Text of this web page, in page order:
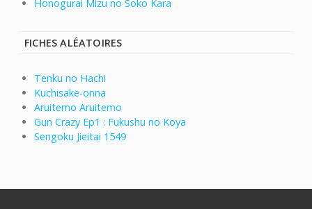
Honogurai Mizu no Soko Kara
FICHES ALÉATOIRES
Tenku no Hachi
Kuchisake-onna
Aruitemo Aruitemo
Gun Crazy Ep1 : Fukushu no Koya
Sengoku Jieitai 1549